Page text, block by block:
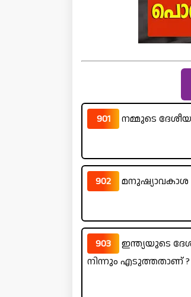
901 നമ്മുടെ
902 മനുഷ്യാവകാശ
903
ഇന്ത്യയുടെ
നിന്നും എടുത്തതാണ് ?